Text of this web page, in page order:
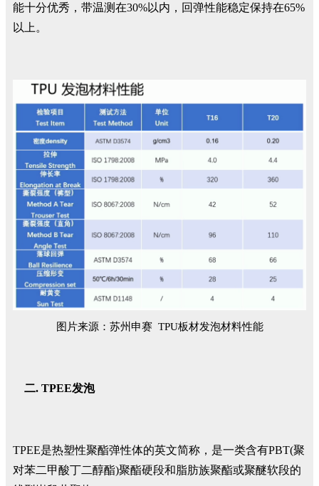
能十分优秀，带温测在30%以内，回弹性能稳定保持在65%
以上。
图片来源：苏州申赛 TPU板材发泡材料性能
TPEE发泡
TPEE是热塑性聚酯弹性体的英文简称，是一类含有PBT(聚
对苯二甲酸丁二醇酯)聚酯硬段和脂肪族聚酯或聚醚软段的